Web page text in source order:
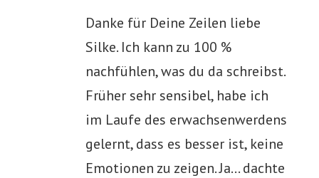
Danke für Deine Zeilen liebe
Silke. Ich kann zu 100 %
nachfühlen, was du da schreibst.
Früher sehr sensibel, habe ich
im Laufe des erwachsenwerdens
gelernt, dass es besser ist, keine
Emotionen zu zeigen. Ja… dachte